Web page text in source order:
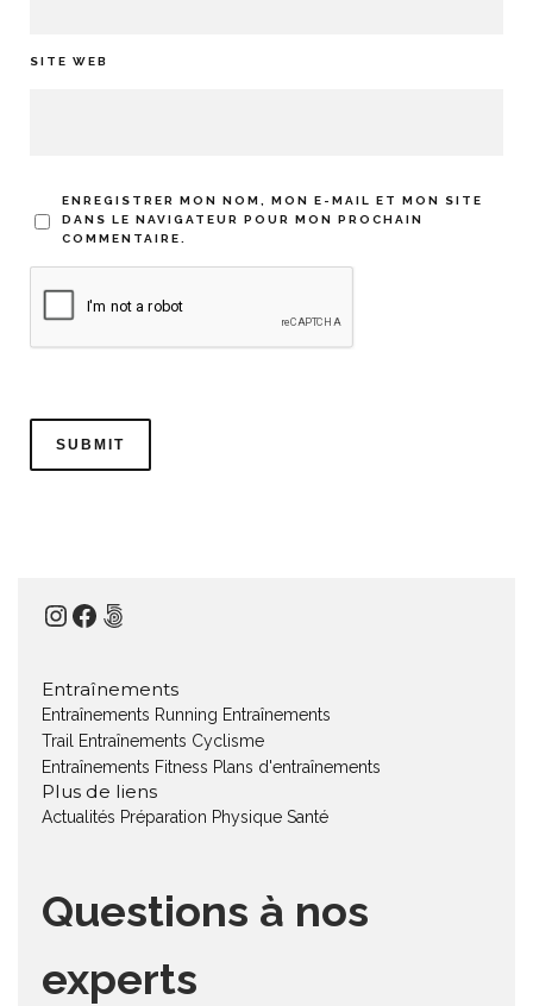
SITE WEB
ENREGISTRER MON NOM, MON E-MAIL ET MON SITE
DANS LE NAVIGATEUR POUR MON PROCHAIN
COMMENTAIRE.
Instagram
Facebook
500px
Entraînements
Entraînements Running Entraînements
Trail
Entraînements Cyclisme
Entraînements Fitness Plans d'entraînements
Plus de liens
Actualités Préparation Physique Santé
Questions à nos
experts